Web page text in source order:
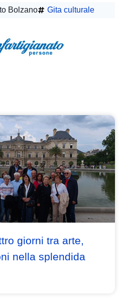
Bolzano Gita culturale
giorni tra arte,
nella splendida